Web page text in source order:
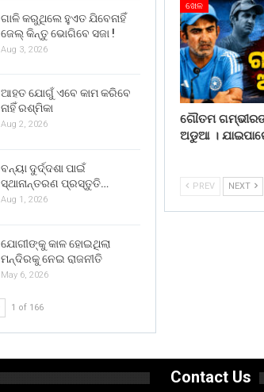
ଖେଳ
ଗୌତମ
ଅଡୁଆ ।
PREV NEXT
ଗାଳି କରୁଥିଲେ ହୁଏତ ଯିବେନାହିଁ
ଜେଲ୍ କିନ୍ତୁ ଭୋଗିବେ ସଜା !
Aug 3, 2026
ଆହତ ଯୋଗୁଁ ଏବେ କାମ କରିବେ
ନାହିଁ ରଶ୍ମିକା
Aug 2, 2026
ବନ୍ୟା ଦୁର୍ଦ୍ଦଶା ପାଇଁ
ସ୍ଥାନାନ୍ତରଣ ପ୍ରସ୍ତୁତି…
Aug 1, 2026
ଯୋଗୀଙ୍କୁ କାଳ ହୋଇଥିଲା
ମନ୍ଦିରକୁ ନେଇ ରାଜନୀତି
May 6, 2026
1 of 166
Contact Us